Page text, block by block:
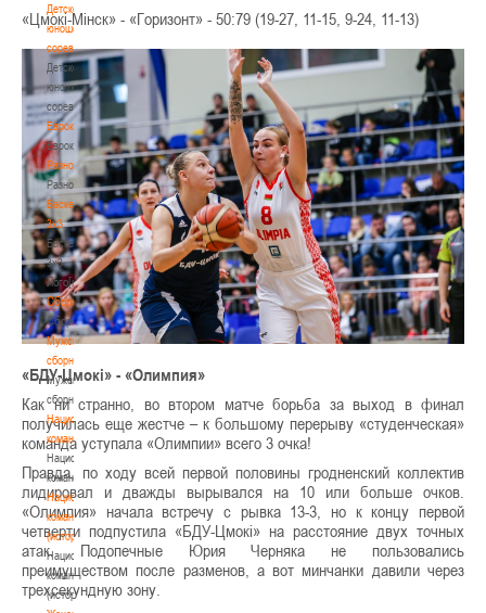
Детско-
юношеские
соревнования
Детско-
юношеские
соревнования
Еврокубки
Еврокубки
Разное
Разное
Баскетбол
3х3
Баскетбол
3х3
Лого[modid=121]
Сборные
Сборные
Мужские
сборные
Мужские
сборные
Национальная
команда
Национальная
команда
Национальная
команда
(история)
Национальная
команда
(история)
«Цмокi-Мiнск» - «Горизонт» - 50:79 (19-27, 11-15, 9-24, 11-13)
«БДУ-Цмокi» - «Олимпия»
Как ни странно, во втором матче борьба за выход в финал
получилась еще жестче – к большому перерыву «студенческая»
команда уступала «Олимпии» всего 3 очка!
Правда, по ходу всей первой половины гродненский коллектив
лидировал и дважды вырывался на 10 или больше очков.
«Олимпия» начала встречу с рывка 13-3, но к концу первой
четверти подпустила «БДУ-Цмокi» на расстояние двух точных
атак. Подопечные Юрия Черняка не пользовались
преимуществом после разменов, а вот минчанки давили через
трехсекундную зону.